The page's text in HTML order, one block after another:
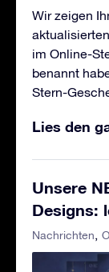
Wir zeigen
im Online-
benannt
Stern-
Lies den
Unsere
Designs:
Nachrichten